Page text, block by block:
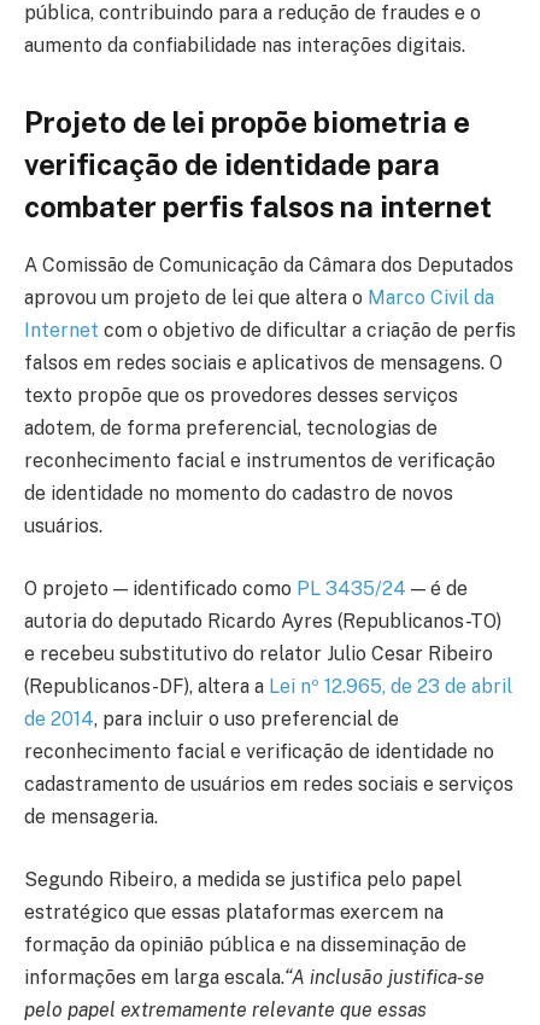
pública, contribuindo para a redução de fraudes e o
aumento da confiabilidade nas interações digitais.
Projeto de lei propõe biometria e
verificação de identidade para
combater perfis falsos na internet
A Comissão de Comunicação da Câmara dos Deputados
aprovou um projeto de lei que altera o Marco Civil da
Internet com o objetivo de dificultar a criação de perfis
falsos em redes sociais e aplicativos de mensagens. O
texto propõe que os provedores desses serviços
adotem, de forma preferencial, tecnologias de
reconhecimento facial e instrumentos de verificação
de identidade no momento do cadastro de novos
usuários.
O projeto — identificado como PL 3435/24 — é de
autoria do deputado Ricardo Ayres (Republicanos-TO)
e recebeu substitutivo do relator Julio Cesar Ribeiro
(Republicanos-DF), altera a Lei nº 12.965, de 23 de abril
de 2014, para incluir o uso preferencial de
reconhecimento facial e verificação de identidade no
cadastramento de usuários em redes sociais e serviços
de mensageria.
Segundo Ribeiro, a medida se justifica pelo papel
estratégico que essas plataformas exercem na
formação da opinião pública e na disseminação de
informações em larga escala.“A inclusão justifica-se
pelo papel extremamente relevante que essas